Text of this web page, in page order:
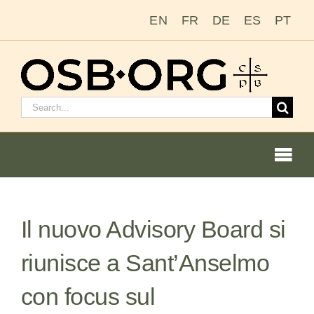
EN FR DE ES PT
Cerca:
Le nostre radici
Il nuovo Advisory Board si
riunisce a Sant’Anselmo
con focus sul